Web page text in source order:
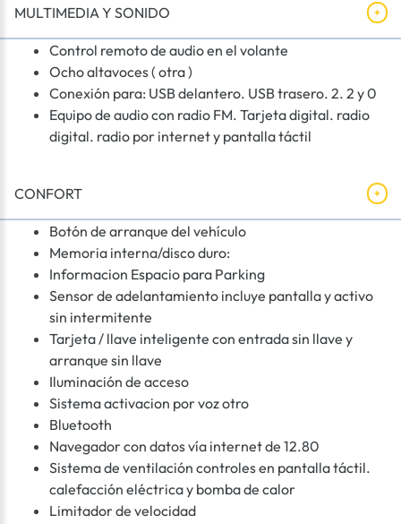
MULTIMEDIA Y SONIDO
Control remoto de audio en el volante
Ocho altavoces ( otra )
Conexión para: USB delantero. USB trasero. 2. 2 y 0
Equipo de audio con radio FM. Tarjeta digital. radio
digital. radio por internet y pantalla táctil
CONFORT
Botón de arranque del vehículo
Memoria interna/disco duro:
Informacion Espacio para Parking
Sensor de adelantamiento incluye pantalla y activo
sin intermitente
Tarjeta / llave inteligente con entrada sin llave y
arranque sin llave
Iluminación de acceso
Sistema activacion por voz otro
Bluetooth
Navegador con datos vía internet de 12.80
Sistema de ventilación controles en pantalla táctil.
calefacción eléctrica y bomba de calor
Limitador de velocidad